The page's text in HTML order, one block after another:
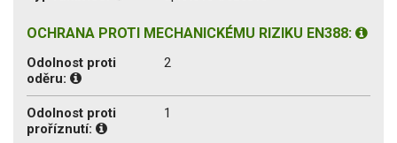
OCHRANA PROTI MECHANICKÉMU RIZIKU EN388:
Odolnost proti
oděru:
2
Odolnost proti
proříznutí:
1